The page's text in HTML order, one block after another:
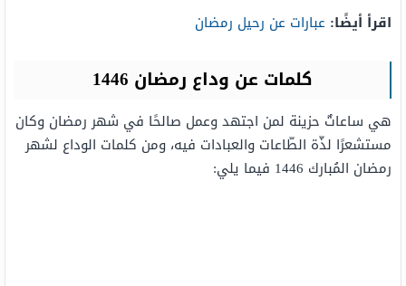
اقرأ أيضًا: عبارات عن رحيل رمضان
كلمات عن وداع رمضان 1446
هي ساعاتٌ حزينة لمن اجتهد وعمل صالحًا في شهر رمضان وكان
مستشعرًا لذّة الطّاعات والعبادات فيه، ومن كلمات الوداع لشهر
رمضان المُبارك 1446 فيما يلي: